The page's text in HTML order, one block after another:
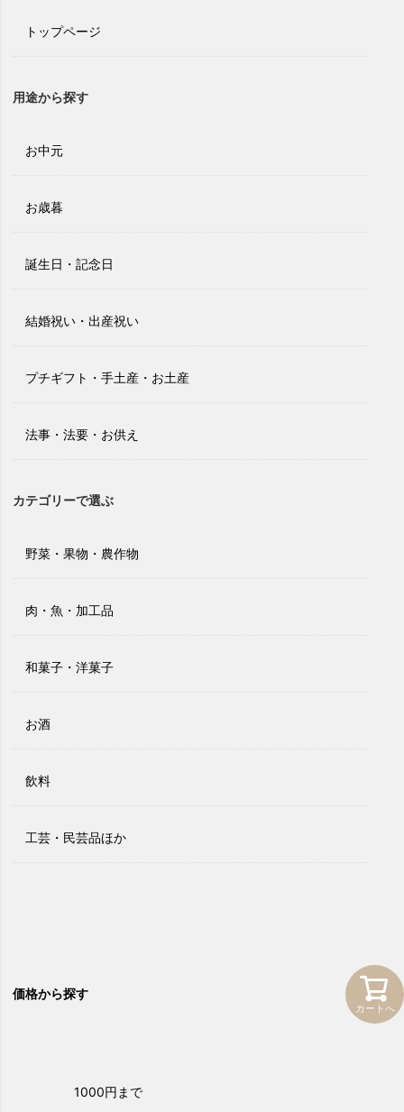
トップページ
用途から探す
お中元
お歳暮
誕生日・記念日
結婚祝い・出産祝い
プチギフト・手土産・お土産
法事・法要・お供え
カテゴリーで選ぶ
野菜・果物・農作物
肉・魚・加工品
和菓子・洋菓子
お酒
飲料
工芸・民芸品ほか
価格から探す
1000円まで
カートへ